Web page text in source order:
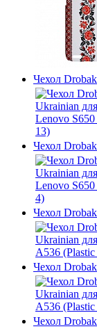
Чехол
Чехол
Чехол
Чехол
Чехол